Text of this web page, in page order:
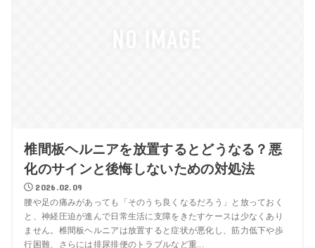
椎間板ヘルニアを放置するとどうなる？悪
化のサインと後悔しないための対処法
2026.02.09
腰や足の痛みがあっても「そのうち良くなるだろう」と放っておく
と、神経圧迫が進んで日常生活に支障をきたすケースは少なくあり
ません。椎間板ヘルニアは放置すると症状が悪化し、筋力低下や歩
行困難、さらには排尿排便のトラブルなど重...